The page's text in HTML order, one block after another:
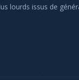
lourds issus de